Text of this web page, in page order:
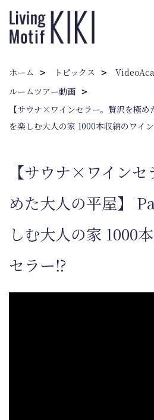
ホーム トピックス
ルームツアー動画
【サウナ×ワインセラー。贅沢を極
を楽しむ大人の家 1000本収納のワイ
【サウナ×ワイン
めた大人の平屋】
しむ大人の家 1000
セラー⁉